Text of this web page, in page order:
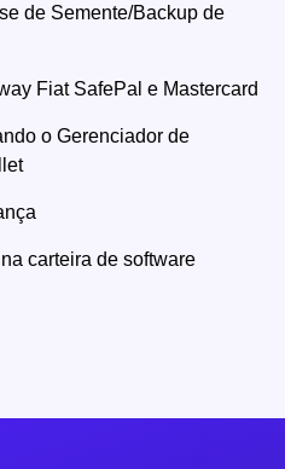
de Semente/Backup de
Fiat SafePal e Mastercard
o Gerenciador de
carteira de software